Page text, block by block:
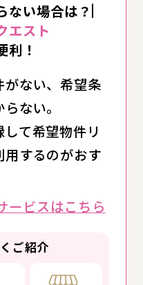
ない場合は？
エスト
利！
ない、希望条
ない。
て希望物件リ
するのがおす
ービスはこちら
ご紹介